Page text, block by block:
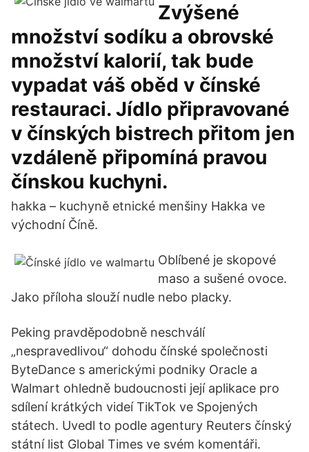
Zvýšené
množství sodíku a obrovské
množství kalorií, tak bude
vypadat váš oběd v čínské
restauraci. Jídlo připravované
v čínských bistrech přitom jen
vzdáleně připomíná pravou
čínskou kuchyni.
hakka – kuchyně etnické menšiny Hakka ve
východní Číně.
Oblíbené je skopové
maso a sušené ovoce.
Jako příloha slouží nudle nebo placky.
Peking pravděpodobně neschválí
„nespravedlivou“ dohodu čínské společnosti
ByteDance s americkými podniky Oracle a
Walmart ohledně budoucnosti její aplikace pro
sdílení krátkých videí TikTok ve Spojených
státech. Uvedl to podle agentury Reuters čínský
státní list Global Times ve svém komentáři.